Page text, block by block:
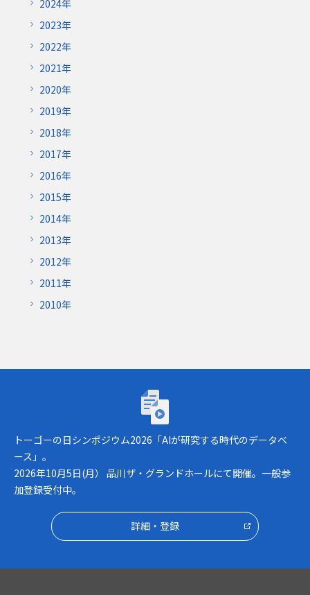
2024年
2023年
2022年
2021年
2020年
2019年
2018年
2017年
2016年
2015年
2014年
2013年
2012年
2011年
2010年
トーゴーの日シンポジウム2026「AIが研究
トーゴーの日シンポジウム2026「AIが研究する時代のデータベ
ース」。
2026年10月5日(月） 品川ザ・グランドホールにて開催。一般参
加登録受付中。
詳細・登録